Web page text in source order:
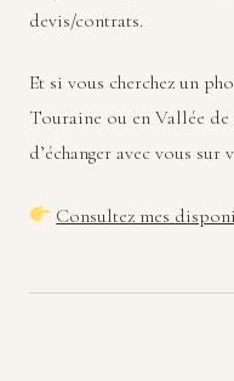
devis/contrats.
Et si vous cherchez un
Touraine ou en Vallée
d’échanger avec vous
Consultez mes